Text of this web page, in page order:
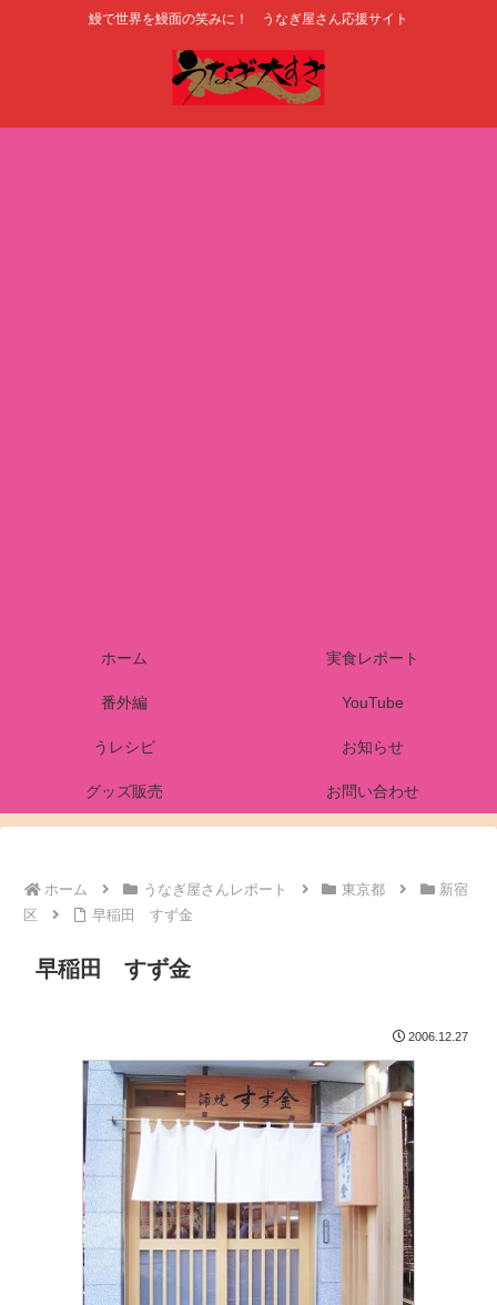
鰻で世界を鰻面の笑みに！ うなぎ屋さん応援サイト
ホーム 実食レポート
番外編 YouTube
うレシピ お知らせ
グッズ販売 お問い合わせ
ホーム うなぎ屋さんレポート 東京都
新宿
区
早稲田 すず金
早稲田 すず金
2006.12.27